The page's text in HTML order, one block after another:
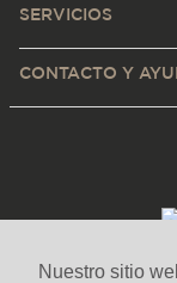
Nuestro sitio
SERVICIOS
CONTACTO Y